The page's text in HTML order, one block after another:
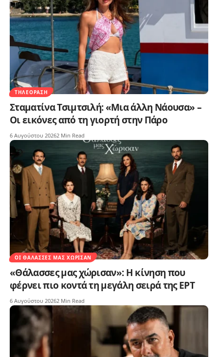
ΤΗΛΕΌΡΑΣΗ
Σταματίνα Τσιμτσιλή: «Μια άλλη Νάουσα» –
Οι εικόνες από τη γιορτή στην Πάρο
6 Αυγούστου 20262 Min Read
ΟΙ ΘΆΛΑΣΣΕΣ ΜΑΣ ΧΏΡΙΣΑΝ
«Θάλασσες μας χώρισαν»: Η κίνηση που
φέρνει πιο κοντά τη μεγάλη σειρά της ΕΡΤ
6 Αυγούστου 20262 Min Read